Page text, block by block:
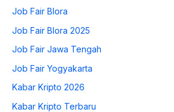
Job Fair Blora
Job Fair Blora 2025
Job Fair Jawa Tengah
Job Fair Yogyakarta
Kabar Kripto 2026
Kabar Kripto Terbaru